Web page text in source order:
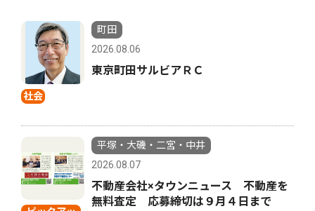
社会
町田
2026.08.06
東京町田サルビアＲＣ
平塚・大磯・二宮・中井
2026.08.07
不動産会社×タウンニュース 不動産を
無料査定 応募締切は９月４日まで